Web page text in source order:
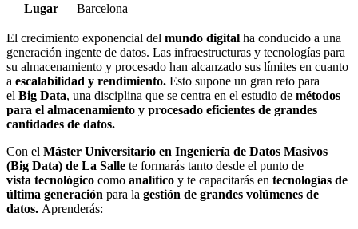
Lugar
Barcelona
El crecimiento exponencial del mundo digital ha conducido a una
generación ingente de datos. Las infraestructuras y tecnologías para
su almacenamiento y procesado han alcanzado sus límites en cuanto
a escalabilidad y rendimiento. Esto supone un gran reto para
el Big Data, una disciplina que se centra en el estudio de métodos
para el almacenamiento y procesado eficientes de grandes
cantidades de datos.
Con el Máster Universitario en Ingeniería de Datos Masivos
(Big Data) de La Salle te formarás tanto desde el punto de
vista tecnológico como analítico y te capacitarás en tecnologías de
última generación para la gestión de grandes volúmenes de
datos. Aprenderás: